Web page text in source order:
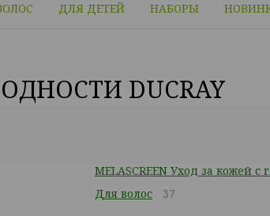
ДЛЯ ДЕТЕЙ НАБОРЫ
DUCRAY
MELASCREEN Уход за кожей
Для волос
37